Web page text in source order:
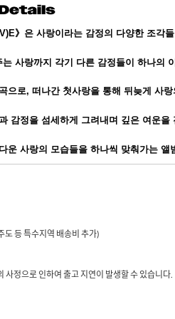
》은 사랑이라는 감정의 다양한 조각
사랑까지 각기 다른 감정들이 하나의
으로, 떠나간 첫사랑을 통해 뒤늦게 사
감정을 섬세하게 그려내며 깊은 여운을
운 사랑의 모습들을 하나씩 맞춰가는 앨
등 특수지역 배송비 추가)
정으로 인하여 출고 지연이 발생할 수 있습니다.